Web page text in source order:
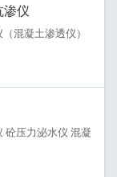
渗仪
混凝土渗透仪）
砼压力泌水仪 混凝